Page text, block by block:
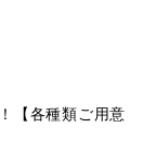
【各種類ご用意